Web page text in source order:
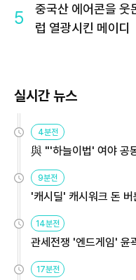
5
중국산 에어콘을 웃
럽 열광시킨 메이디
실시간 뉴스
4분전
與 "'하늘이법' 여야 공
9분전
'캐시딜' 캐시워크 돈
14분전
관세전쟁 '엔드게임' 윤
17분전